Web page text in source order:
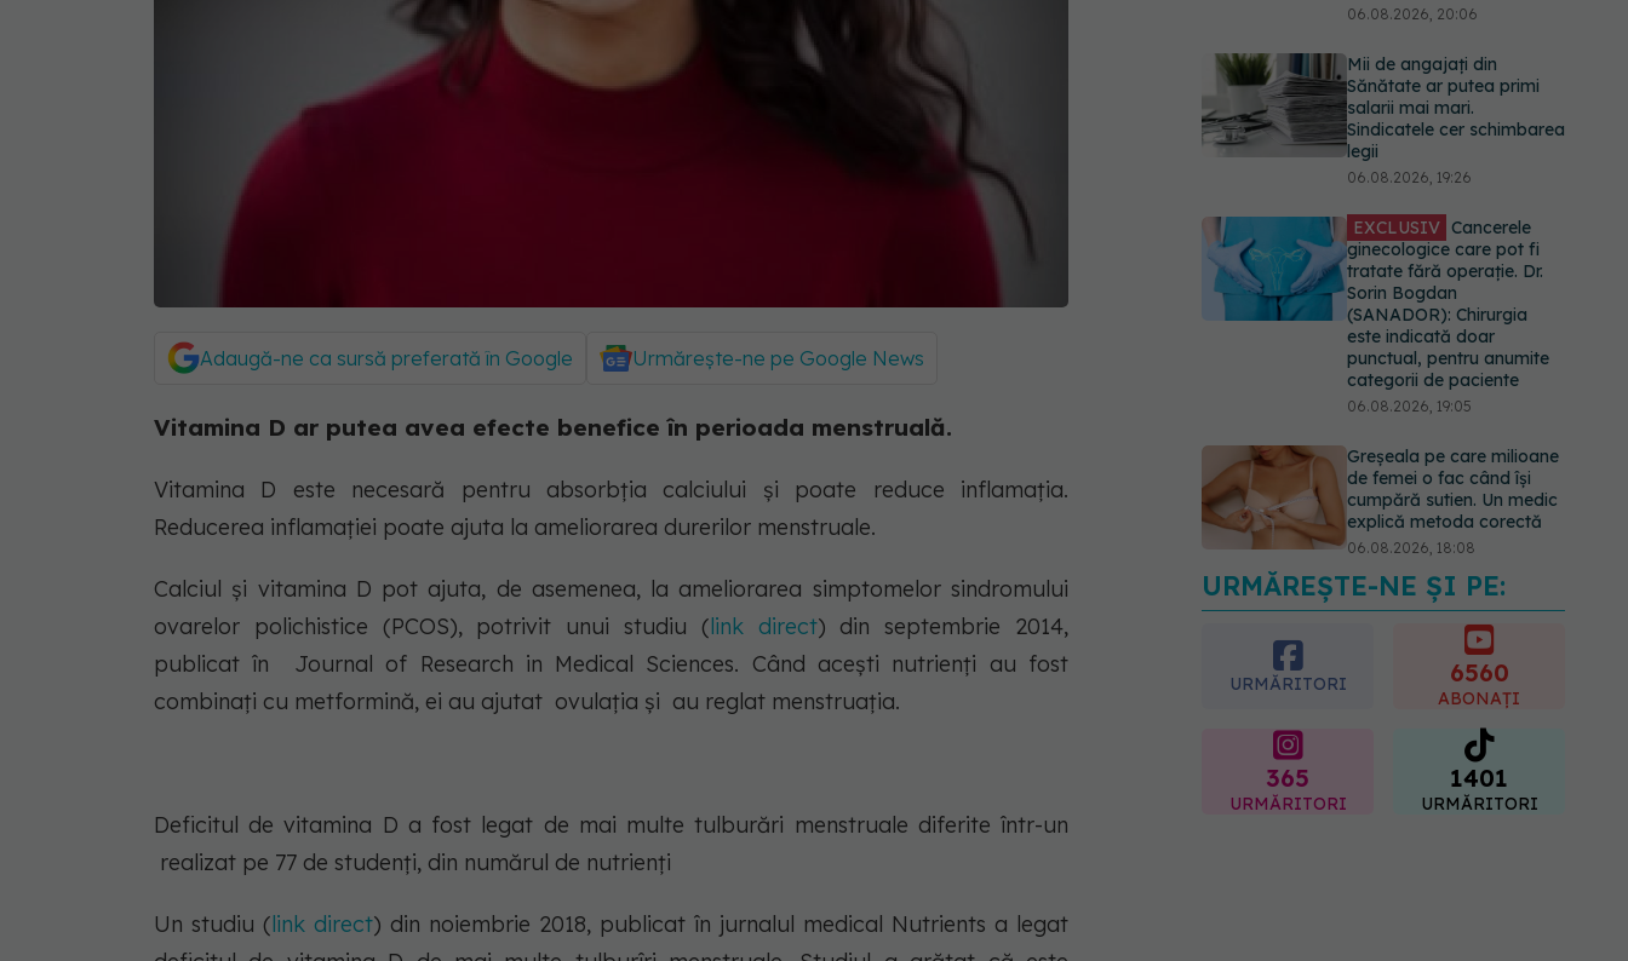
Adaugă-ne ca sursă preferată în Google Urmărește-ne pe Google News
Vitamina D ar putea avea efecte benefice în perioada menstruală.
Vitamina D este necesară pentru absorbția calciului și poate reduce inflamația.
Reducerea inflamației poate ajuta la ameliorarea durerilor menstruale.
Calciul și vitamina D pot ajuta, de asemenea, la ameliorarea simptomelor sindromului
ovarelor polichistice (PCOS), potrivit unui studiu (link direct) din septembrie 2014,
publicat în Journal of Research in Medical Sciences. Când acești nutrienți au fost
combinați cu metformină, ei au ajutat ovulația și au reglat menstruația.
Deficitul de vitamina D a fost legat de mai multe tulburări menstruale diferite într-un
realizat pe 77 de studenți, din numărul de nutrienți
Un studiu (link direct) din noiembrie 2018, publicat în jurnalul medical Nutrients a legat
06.08.2026, 20:06
Mii de angajați din
Sănătate ar putea primi
salarii mai mari.
Sindicatele cer schimbarea
legii
06.08.2026, 19:26
EXCLUSIV Cancerele
ginecologice care pot fi
tratate fără operație. Dr.
Sorin Bogdan
(SANADOR): Chirurgia
este indicată doar
punctual, pentru anumite
categorii de paciente
06.08.2026, 19:05
Greșeala pe care milioane
de femei o fac când își
cumpără sutien. Un medic
explică metoda corectă
06.08.2026, 18:08
EXCLUSIV De ce unele
paciente cu cancer de col
uterin nu mai ajung la
operație. Dr. Sorin Bogdan
(SANADOR): Intervenția
chirurgicală, doar în situații
06.08.2026, 20:45
URMĂREȘTE-NE ȘI PE:
URMĂRITORI 6560
ABONAȚI
365
URMĂRITORI
1401
URMĂRITORI